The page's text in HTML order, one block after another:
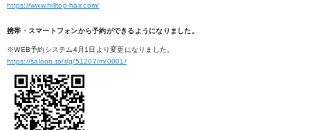
https://www.hilltop-hair.com/
携帯・スマートフォンから予約ができるようになりました。
※WEB予約システム4月1日より変更になりました。
https://saloon.to/r/g/51207/m/0001/